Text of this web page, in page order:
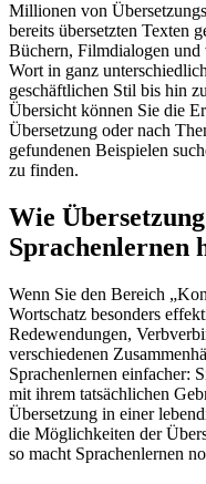
Millionen von
bereits übersetzten Texten
Büchern, Filmdialogen und
Wort in ganz
geschäftlichen Stil bis hin
Übersicht können Sie die
Übersetzung oder nach
gefundenen Beispielen
zu finden.
Wie
Sprachenlernen
Wenn Sie den Bereich
Wortschatz besonders
Redewendungen,
verschiedenen
Sprachenlernen einfacher:
mit ihrem tatsächlichen
Übersetzung in einer
die Möglichkeiten der
so macht Sprachenlernen